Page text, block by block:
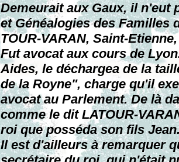
Demeurait aux Gaux, il n'eut
et Généalogies des Familles
TOUR-VARAN, Saint-
Fut avocat aux cours de
Aides, le déchargea de la
de la Royne", charge qu'il
avocat au Parlement. De là
comme le dit LATOUR-
roi que posséda son fils
Il est d'ailleurs à remarquer